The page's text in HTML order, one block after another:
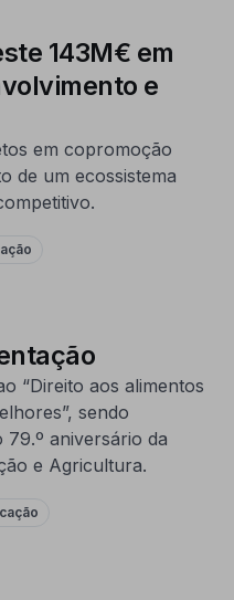
143M€ em
e
em copromoção
de um ecossistema
“Direito aos alimentos
sendo
aniversário da
e Agricultura.